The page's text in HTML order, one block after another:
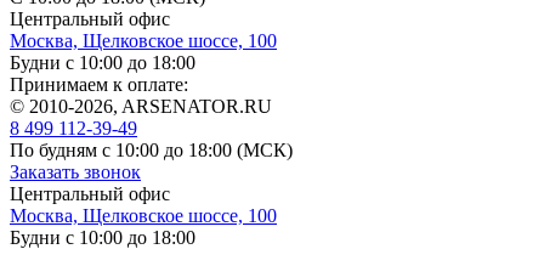
Центральный офис
Москва, Щелковское шоссе, 100
Будни с 10:00 до 18:00
Принимаем к оплате:
© 2010-2026, ARSENATOR.RU
8 499 112-39-49
По будням с 10:00 до 18:00 (МСК)
Заказать звонок
Центральный офис
Москва, Щелковское шоссе, 100
Будни с 10:00 до 18:00